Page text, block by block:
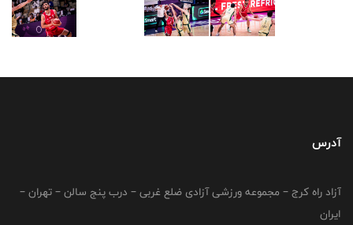
آدرس
آزاد راه کرج – مجموعه ورزشی آزادی ضلع غربی – درب پنج سالن – تهران –
ایران